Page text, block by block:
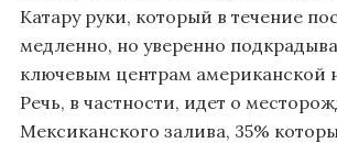
Катару руки, который в течение
медленно, но уверенно
ключевым центрам американской
Речь, в частности, идет о
Мексиканского залива, 35%